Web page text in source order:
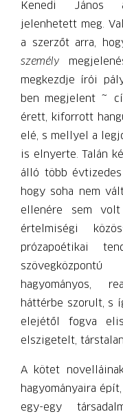
Kenedi János
jelenhetett meg.
a szerzőt arra,
személy
megkezdje írói
ben megjelent ~
érett, kiforrott
elé, s mellyel a
is elnyerte. Talán
álló több
hogy soha nem
ellenére sem
értelmiségi
prózapoétikai
hagyományos,
háttérbe szorult, s
elejétől fogva
elszigetelt,
A kötet
hagyományaira
egy-egy